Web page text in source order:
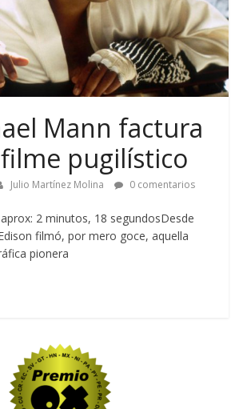
Mann factura
pugilístico
Julio Martínez Molina 0 comentarios
2 minutos, 18 segundosDesde
filmó, por mero goce, aquella
pionera